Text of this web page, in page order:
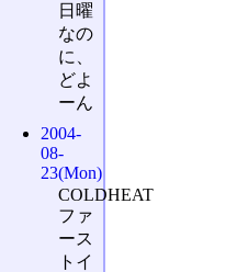
日曜
なの
に、
どよ
ーん
2004-
08-
23(Mon)
COLDHEAT
ファ
ース
トイ